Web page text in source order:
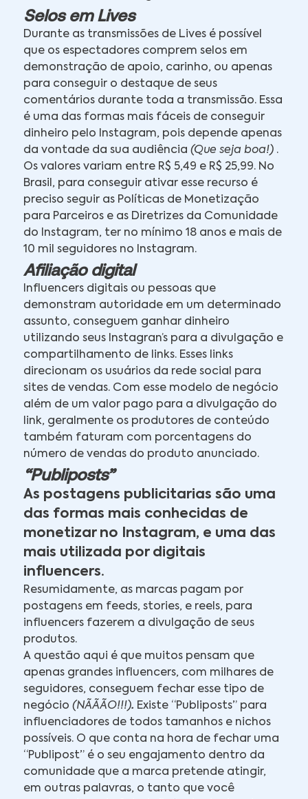
Selos em Lives
Durante as transmissões de Lives é possível
que os espectadores comprem selos em
demonstração de apoio, carinho, ou apenas
para conseguir o destaque de seus
comentários durante toda a transmissão. Essa
é uma das formas mais fáceis de conseguir
dinheiro pelo Instagram, pois depende apenas
da vontade da sua audiência(Que seja boa!) .
Os valores variam entre R$ 5,49 e R$ 25,99. No
Brasil, para conseguir ativar esse recurso é
preciso seguir as Políticas de Monetização
para Parceiros e as Diretrizes da Comunidade
do Instagram, ter no mínimo 18 anos e mais de
10 mil seguidores no Instagram.
Afiliação digital
Influencers digitais ou pessoas que
demonstram autoridade em um determinado
assunto, conseguem ganhar dinheiro
utilizando seus Instagran’s para a divulgação e
compartilhamento de links. Esses links
direcionam os usuários da rede social para
sites de vendas. Com esse modelo de negócio
além de um valor pago para a divulgação do
link, geralmente os produtores de conteúdo
também faturam com porcentagens do
número de vendas do produto anunciado.
“Publiposts”
As postagens publicitarias são uma
das formas mais conhecidas de
monetizar no Instagram, e uma das
mais utilizada por digitais
influencers.
Resumidamente, as marcas pagam por
postagens em feeds, stories, e reels, para
influencers fazerem a divulgação de seus
produtos.
A questão aqui é que muitos pensam que
apenas grandes influencers, com milhares de
seguidores, conseguem fechar esse tipo de
negócio(NÃÃÃO!!!). Existe “Publiposts” para
influenciadores de todos tamanhos e nichos
possíveis. O que conta na hora de fechar uma
“Publipost” é o seu engajamento dentro da
comunidade que a marca pretende atingir,
em outras palavras, o tanto que você